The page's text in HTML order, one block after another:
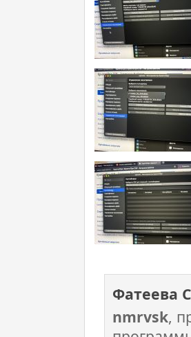
Фатеева
nmrvsk,